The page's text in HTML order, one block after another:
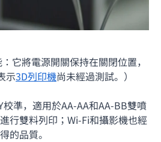
它將電源開關保持在關閉位置，
示3D列印機尚未經過測試。）
校準，適用於AA-AA和AA-BB雙噴
行雙料列印；Wi-Fi和攝影機也經
的品質。